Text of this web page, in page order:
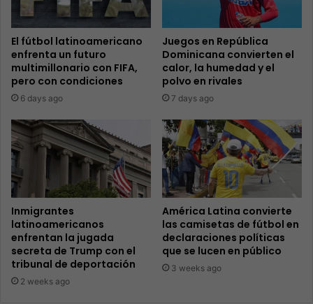
El fútbol latinoamericano
enfrenta un futuro
multimillonario con FIFA,
pero con condiciones
6 days ago
Juegos en República
Dominicana convierten el
calor, la humedad y el
polvo en rivales
7 days ago
Inmigrantes
latinoamericanos
enfrentan la jugada
secreta de Trump con el
tribunal de deportación
2 weeks ago
América Latina convierte
las camisetas de fútbol en
declaraciones políticas
que se lucen en público
3 weeks ago